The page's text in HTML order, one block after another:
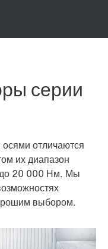
серии
отличаются
их диапазон
до 20 000 Нм. Мы
выбором.